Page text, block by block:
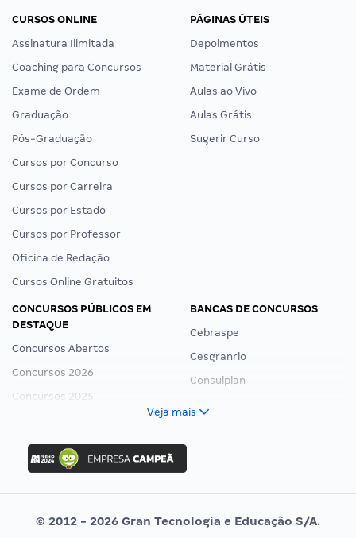
CURSOS ONLINE
Assinatura Ilimitada
Coaching para Concursos
Exame de Ordem
Graduação
Pós-Graduação
Cursos por Concurso
Cursos por Carreira
Cursos por Estado
Cursos por Professor
Oficina de Redação
Cursos Online Gratuitos
PÁGINAS ÚTEIS
Depoimentos
Material Grátis
Aulas ao Vivo
Aulas Grátis
Sugerir Curso
CONCURSOS PÚBLICOS EM
DESTAQUE
Concursos Abertos
Concursos 2026
Concursos 2025
Concurso Ibama
Concurso MPU
Editais publicados
BANCAS DE CONCURSOS
Cebraspe
Cesgranrio
Consulplan
Vunesp
Veja mais
© 2012 - 2026 Gran Tecnologia e Educação S/A.